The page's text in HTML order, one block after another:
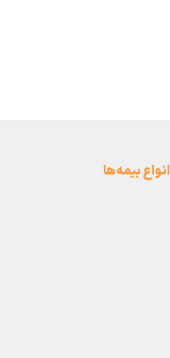
انواع بیمه‌ها